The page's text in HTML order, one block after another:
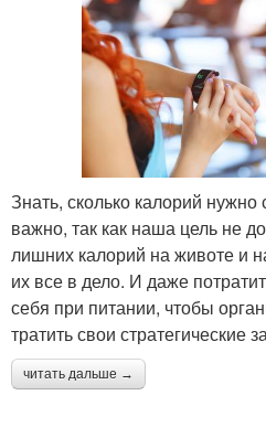
Знать, сколько калорий нужно
важно, так как наша цель не
лишних калорий на животе и
их все в дело. И даже
себя при питании, чтобы
тратить свои стратегические
читать дальше →